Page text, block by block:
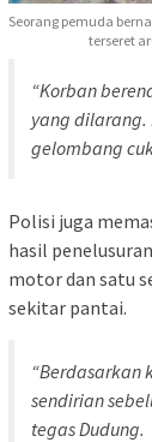
Seorang pemuda
terseret
“Korban
yang dilarang.
gelombang
Polisi juga
hasil
motor dan satu
sekitar pantai.
“Berdasarkan
sendirian
tegas Dudung.